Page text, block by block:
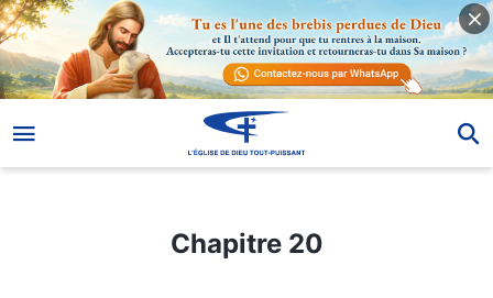
Chapitre 20